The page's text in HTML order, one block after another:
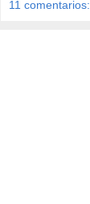
11 comentarios: